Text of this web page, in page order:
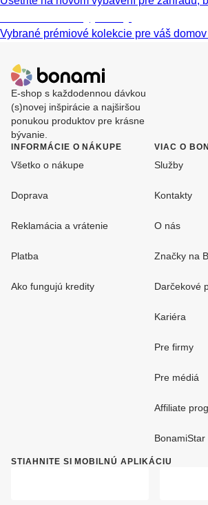
Vybrané prémiové kolekcie pre váš
E-shop s každodennou dávkou
(s)novej inšpirácie a najširšou
ponukou produktov pre krásne
bývanie.
INFORMÁCIE O NÁKUPE
Všetko o nákupe
Doprava
Reklamácia a vrátenie
Platba
Ako fungujú kredity
VIAC O
Služby
Kontakty
O nás
Značky na
Darčekové
Kariéra
Pre firmy
Pre médiá
Affiliate
BonamiStar
STIAHNITE SI MOBILNÚ APLIKÁCIU